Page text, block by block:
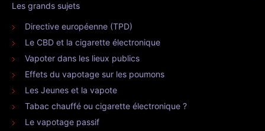
Les grands sujets
Directive européenne (TPD)
Le CBD et la cigarette électronique
Vapoter dans les lieux publics
Effets du vapotage sur les poumons
Les Jeunes et la vapote
Tabac chauffé ou cigarette électronique ?
Le vapotage passif